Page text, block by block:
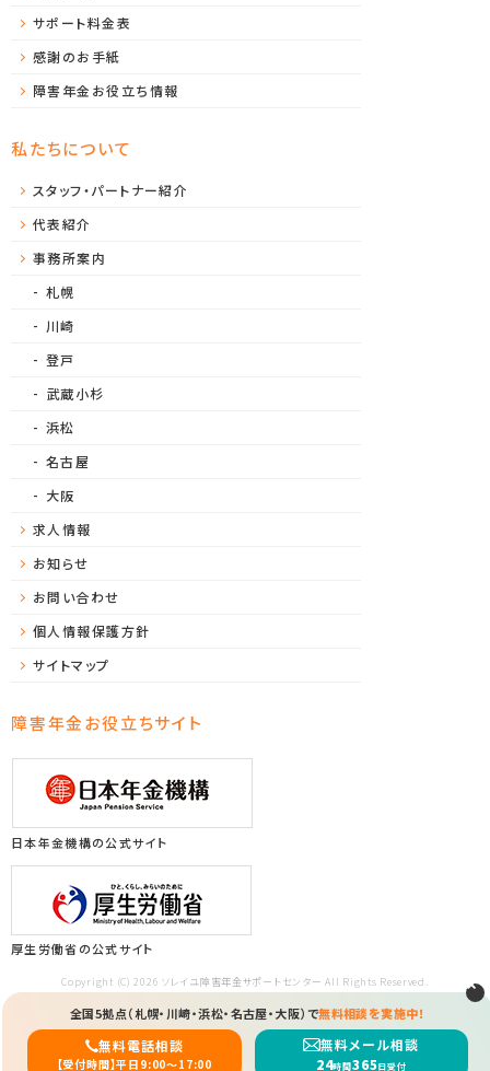
サポート料金表
感謝のお手紙
障害年金お役立ち情報
私たちについて
スタッフ・パートナー紹介
代表紹介
事務所案内
札幌
川崎
登戸
武蔵小杉
浜松
名古屋
大阪
求人情報
お知らせ
お問い合わせ
個人情報保護方針
サイトマップ
障害年金お役立ちサイト
日本年金機構の公式サイト
厚生労働省の公式サイト
Copyright (C) 2026 ソレイユ障害年金サポートセンター All Rights Reserved.
全国5拠点（札幌・川崎・浜松・名古屋・大阪）で無料相談を実施中！
無料電話相談
【受付時間】平日9:00〜17:00
無料メール相談
24時間365日受付